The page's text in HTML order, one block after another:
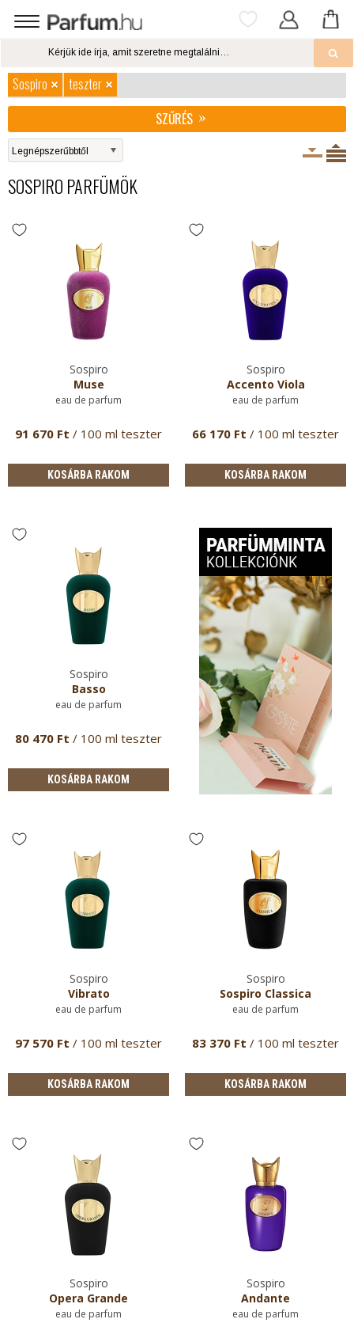
Sospiro
teszter
SZŰRÉS
SOSPIRO PARFÜMÖK
Sospiro
Muse
eau de parfum
91 670 Ft / 100 ml teszter
KOSÁRBA RAKOM
Sospiro
Accento Viola
eau de parfum
66 170 Ft / 100 ml teszter
KOSÁRBA RAKOM
Sospiro
Basso
eau de parfum
80 470 Ft / 100 ml teszter
KOSÁRBA RAKOM
Sospiro
Vibrato
eau de parfum
97 570 Ft / 100 ml teszter
KOSÁRBA RAKOM
Sospiro
Sospiro Classica
eau de parfum
83 370 Ft / 100 ml teszter
KOSÁRBA RAKOM
Sospiro
Opera Grande
eau de parfum
Sospiro
Andante
eau de parfum